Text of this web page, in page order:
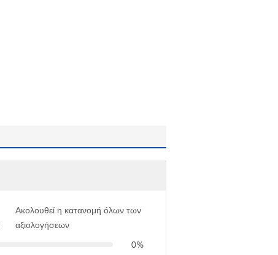
Ακολουθεί η κατανομή όλων των
αξιολογήσεων
0%